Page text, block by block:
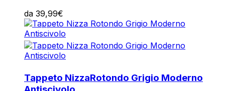
da 39,99€
Tappeto NizzaRotondo Grigio Moderno